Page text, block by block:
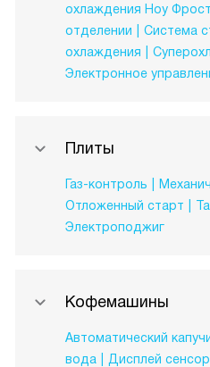
охлаждения Ноу
отделении
Система
охлаждения
Электронное
Плиты
Газ-контроль
Отложенный старт
Электроподжиг
Кофемашины
Автоматический
вода
Дисплей